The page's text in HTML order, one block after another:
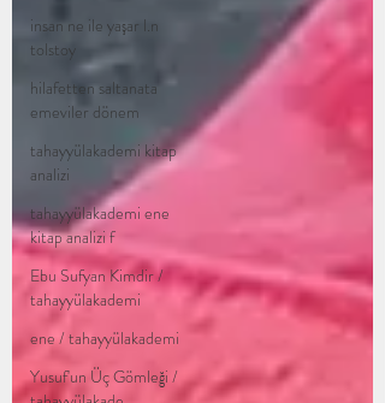
insan ne ile yaşar l.n
tolstoy
hilafetten saltanata
emeviler dönem
tahayyülakademi kitap
analizi
tahayyülakademi ene
kitap analizi f
Ebu Sufyan Kimdir /
tahayyülakademi
ene / tahayyülakademi
Yusuf'un Üç Gömleği /